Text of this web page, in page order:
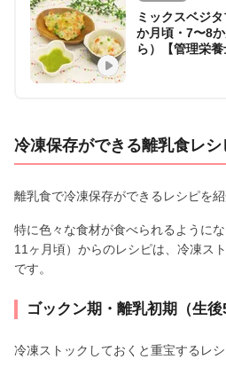
ミックスベジ
か月頃・7〜8
ら）【管理栄養
冷凍保存ができる離乳食レシ
離乳食で冷凍保存ができるレシピを紹
特に色々な食材が食べられるように
11ヶ月頃）からのレシピは、冷凍ス
です。
ゴックン期・離乳初期（生
冷凍ストックしておくと重宝するレ